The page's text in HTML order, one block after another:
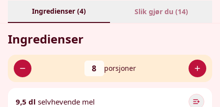
Ingredienser (4) Slik gjør du (14)
Ingredienser
8 porsjoner
9,5 dl selvhevende mel